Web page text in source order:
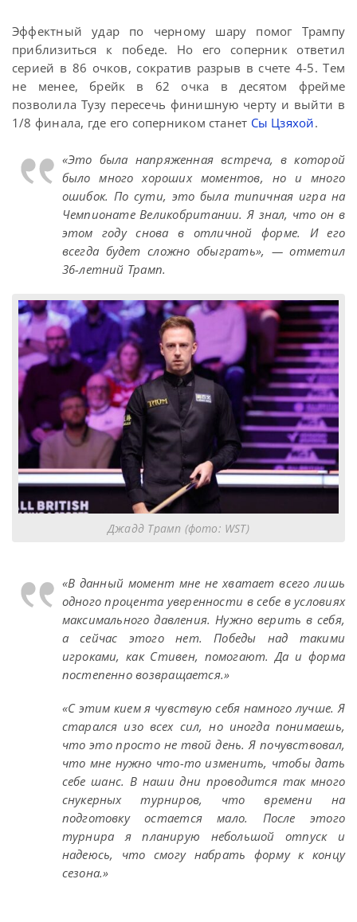
Эффектный удар по черному шару помог Трампу
приблизиться к победе. Но его соперник ответил
серией в 86 очков, сократив разрыв в счете 4-5. Тем
не менее, брейк в 62 очка в десятом фрейме
позволила Тузу пересечь финишную черту и выйти в
1/8 финала, где его соперником станет Сы Цзяхой.
«Это была напряженная встреча, в которой
было много хороших моментов, но и много
ошибок. По сути, это была типичная игра на
Чемпионате Великобритании. Я знал, что он в
этом году снова в отличной форме. И его
всегда будет сложно обыграть», — отметил
36-летний Трамп.
Джадд Трамп (фото: WST)
«В данный момент мне не хватает всего лишь
одного процента уверенности в себе в условиях
максимального давления. Нужно верить в себя,
а сейчас этого нет. Победы над такими
игроками, как Стивен, помогают. Да и форма
постепенно возвращается.»
«С этим кием я чувствую себя намного лучше. Я
старался изо всех сил, но иногда понимаешь,
что это просто не твой день. Я почувствовал,
что мне нужно что-то изменить, чтобы дать
себе шанс. В наши дни проводится так много
снукерных турниров, что времени на
подготовку остается мало. После этого
турнира я планирую небольшой отпуск и
надеюсь, что смогу набрать форму к концу
сезона.»